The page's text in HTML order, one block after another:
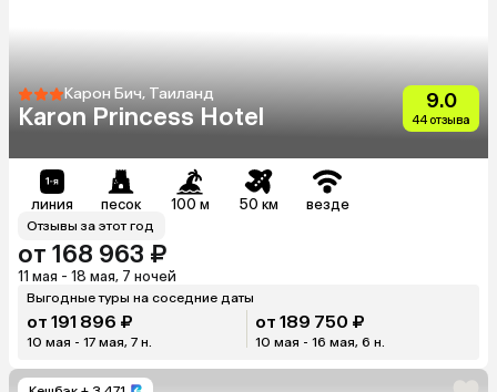
Карон Бич, Таиланд
Karon Princess Hotel
9.0
44 отзыва
линия песок 100 м 50 км везде
Отзывы за этот год
от 168 963 ₽
11 мая - 18 мая, 7 ночей
Выгодные туры на соседние даты
от 191 896 ₽
10 мая - 17 мая, 7 н.
от 189 750 ₽
10 мая - 16 мая, 6 н.